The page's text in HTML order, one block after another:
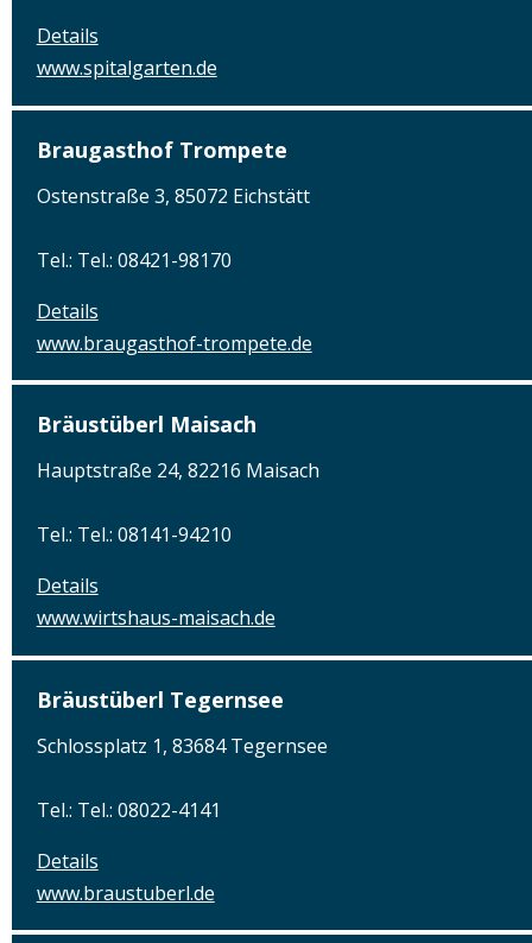
Details
www.spitalgarten.de
Braugasthof Trompete
Ostenstraße 3, 85072 Eichstätt
Tel.: Tel.: 08421-98170
Details
www.braugasthof-trompete.de
Bräustüberl Maisach
Hauptstraße 24, 82216 Maisach
Tel.: Tel.: 08141-94210
Details
www.wirtshaus-maisach.de
Bräustüberl Tegernsee
Schlossplatz 1, 83684 Tegernsee
Tel.: Tel.: 08022-4141
Details
www.braustuberl.de